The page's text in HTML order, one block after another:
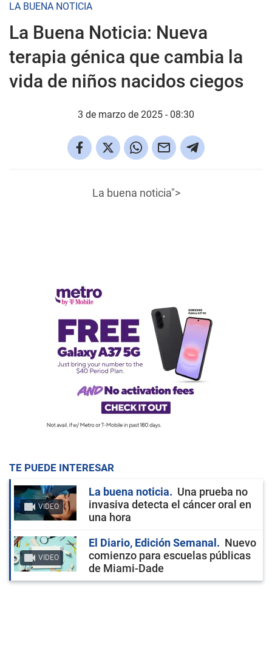
LA BUENA NOTICIA
La Buena Noticia: Nueva
terapia génica que cambia la
vida de niños nacidos ciegos
3 de marzo de 2025 - 08:30
La buena noticia">
TE PUEDE INTERESAR
VIDEO
La buena noticia
Una prueba no
invasiva detecta el cáncer oral en
una hora
VIDEO
El Diario, Edición Semanal
Nuevo
comienzo para escuelas públicas
de Miami-Dade